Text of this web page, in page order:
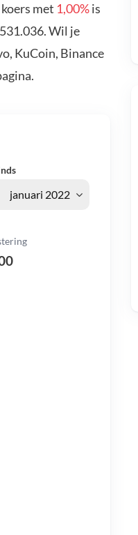
met 1,00%is
Wil je
KuCoin, Binance